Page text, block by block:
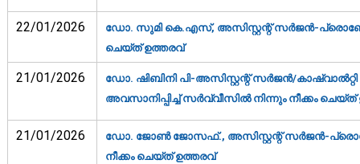
22/01/2026
ഡോ. സുമി കെ.എസ്, അസിസ്റ്റന്റ് സര്‍ജന്‍-
ചെയ്ത് ഉത്തരവ്‌
21/01/2026
ഡോ. ഷിബിനി പി-അസിസ്റ്റന്റ് സര്‍ജന്‍/
അവസാനിപ്പിച്ച് സര്‍വ്വീസില്‍ നിന്നും നീക്കം
21/01/2026
ഡോ. ജോണ്‍ ജോസഫ്., അസിസ്റ്റന്റ് സര്‍ജന്‍-
നീക്കം ചെയ്ത് ഉത്തരവ്‌